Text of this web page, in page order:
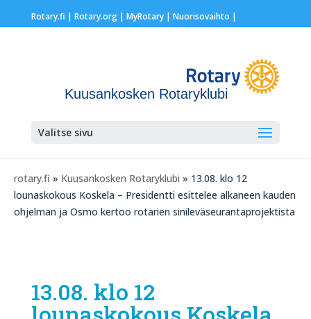
Rotary.fi | Rotary.org| MyRotary | Nuorisovaihto |
Kuusankosken Rotaryklubi
Valitse sivu
rotary.fi » Kuusankosken Rotaryklubi » 13.08. klo 12
lounaskokous Koskela – Presidentti esittelee alkaneen kauden
ohjelman ja Osmo kertoo rotarien sinileväseurantaprojektista
13.08. klo 12